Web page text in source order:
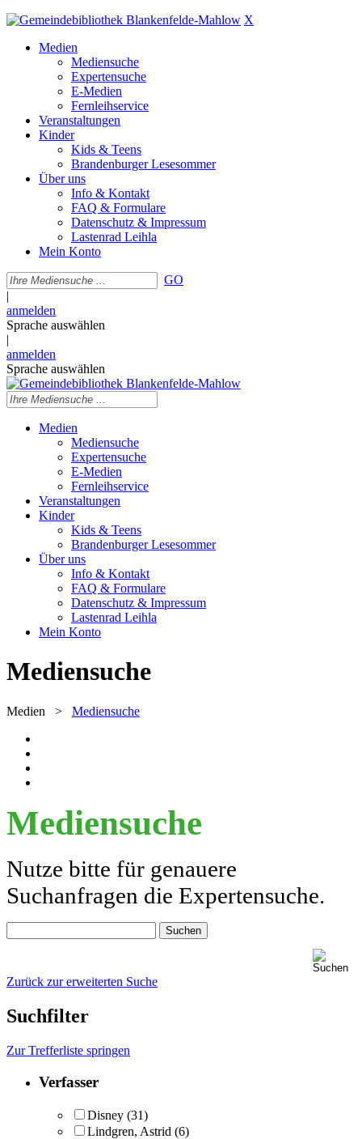
X
Medien
Mediensuche
Expertensuche
E-Medien
Fernleihservice
Veranstaltungen
Kinder
Kids & Teens
Brandenburger Lesesommer
Über uns
Info & Kontakt
FAQ & Formulare
Datenschutz & Impressum
Lastenrad Leihla
Mein Konto
GO
|
anmelden
Sprache auswählen
|
anmelden
Sprache auswählen
Medien
Mediensuche
Expertensuche
E-Medien
Fernleihservice
Veranstaltungen
Kinder
Kids & Teens
Brandenburger Lesesommer
Über uns
Info & Kontakt
FAQ & Formulare
Datenschutz & Impressum
Lastenrad Leihla
Mein Konto
Mediensuche
Medien > Mediensuche
Mediensuche
Nutze bitte für genauere
Suchanfragen die Expertensuche.
Zurück zur erweiterten Suche
Suchfilter
Zur Trefferliste springen
Verfasser
Disney (31)
Lindgren, Astrid (6)